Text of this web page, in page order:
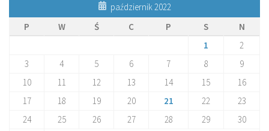
październik 2022
P
W Ś C P S
N
1
2
3
4 5 6 7 8
9
10
11 12 13 14 15
16
17
18 19 20 21 22
23
24
25 26 27 28 29
30